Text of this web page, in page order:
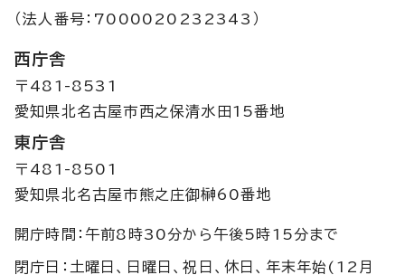
（法人番号：7000020232343）
西庁舎
〒481-8531
愛知県北名古屋市西之保清水田15番地
東庁舎
〒481-8501
愛知県北名古屋市熊之庄御榊60番地
開庁時間：午前8時30分から午後5時15分まで
閉庁日：土曜日、日曜日、祝日、休日、年末年始(12月